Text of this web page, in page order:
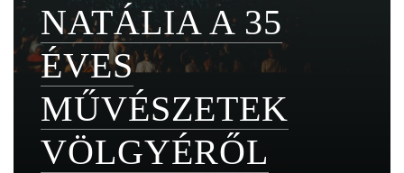
NATÁLIA A 35
ÉVES
MŰVÉSZETEK
VÖLGYÉRŐL